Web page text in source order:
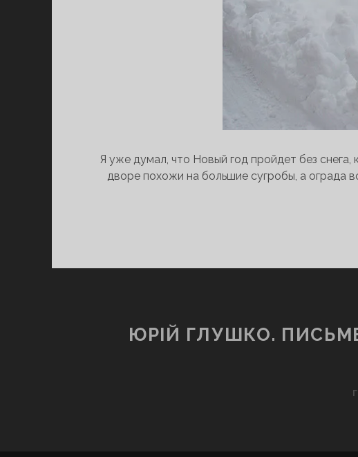
Я уже думал, что Новый год пройдет без
дворе похожи на большие сугробы, а ограда
ЮРІЙ ГЛУШКО.